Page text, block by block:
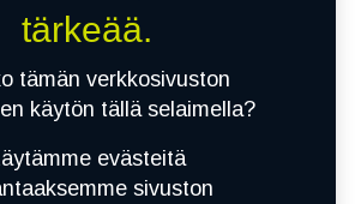
tärkeää.
tämän verkkosivuston
käytön tällä selaimella?
evästeitä
sivuston